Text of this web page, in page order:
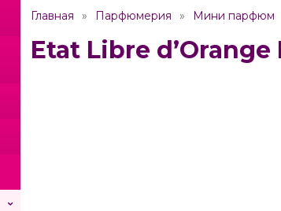
Главная Парфюмерия Мини парфюм
Etat Libre